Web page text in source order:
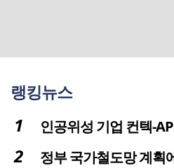
랭킹뉴스
인공위성 기업 컨텍-AP위성,
정부 국가철도망 계획에